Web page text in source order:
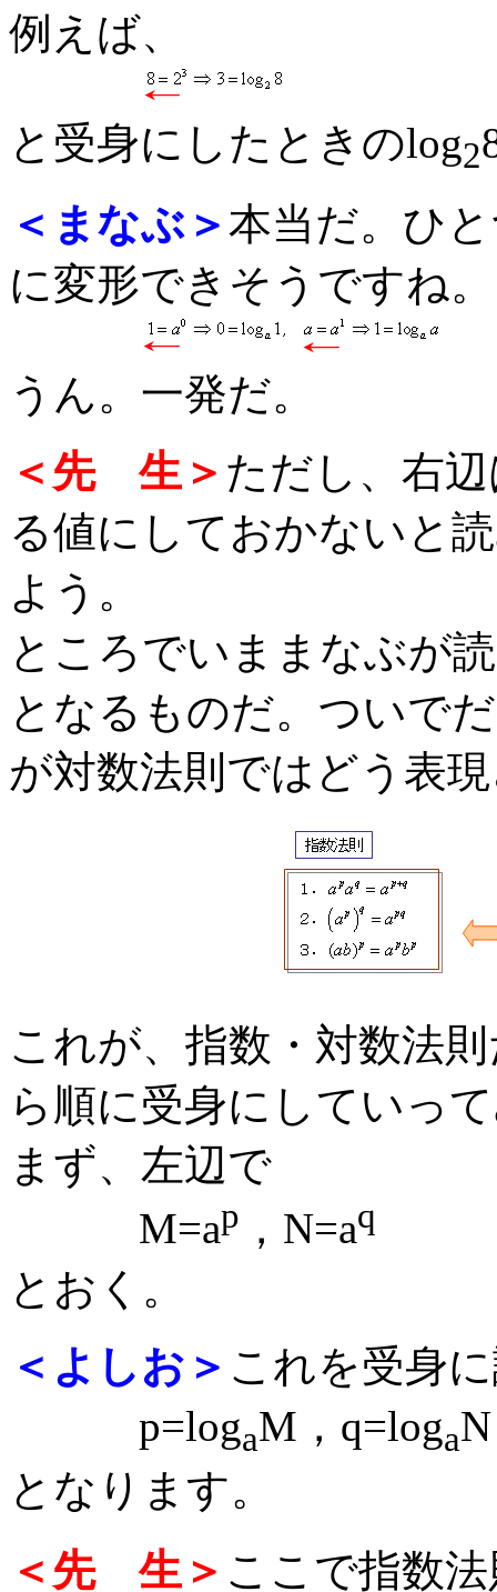
例えば、
と受身にしたときのlog2
＜まなぶ＞本当だ。ひ
に変形できそうですね。
うん。一発だ。
＜先 生＞ ただし、右
る値にしておかないと
よう。
ところでいままなぶが
となるものだ。ついで
が対数法則ではどう表
これが、指数・対数法
ら順に受身にしていっ
まず、左辺で
M=ap ，N=aq
とおく。
＜よしお＞ これを受身
p=logaM，q=loga
となります。
＜先 生＞ ここで指数